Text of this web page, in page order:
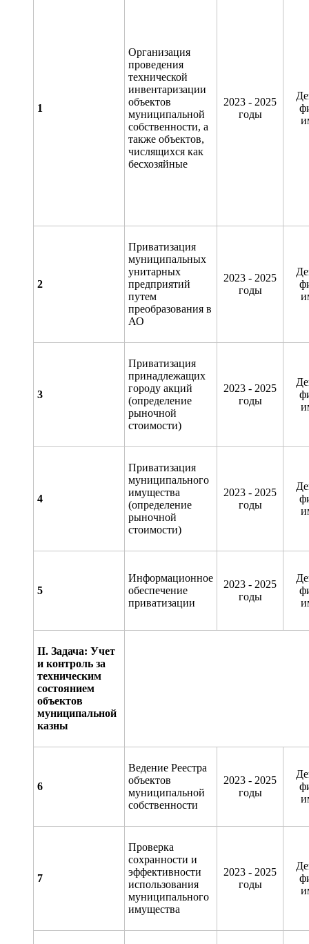
1
Организация
проведения
технической
инвентаризации
объектов
муниципальной
собственности, а
также объектов,
числящихся как
бесхозяйные
2023 - 2025
годы
2
Приватизация
муниципальных
унитарных
предприятий
путем
преобразования в
АО
2023 - 2025
годы
3
Приватизация
принадлежащих
городу акций
(определение
рыночной
стоимости)
2023 - 2025
годы
4
Приватизация
муниципального
имущества
(определение
рыночной
стоимости)
2023 - 2025
годы
5
Информационное
обеспечение
приватизации
2023 - 2025
годы
II. Задача: Учет
и контроль за
техническим
состоянием
объектов
муниципальной
казны
6
Ведение Реестра
объектов
муниципальной
собственности
2023 - 2025
годы
7
Проверка
сохранности и
эффективности
использования
муниципального
имущества
2023 - 2025
годы